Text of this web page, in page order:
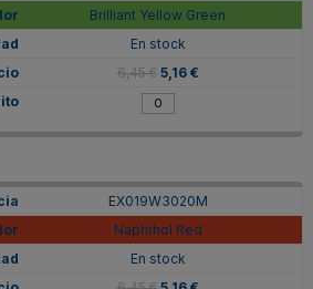
Brilliant Yellow Green
En stock
6,45 € 5,16 €
EX019W3020M
Naphthol Red
En stock